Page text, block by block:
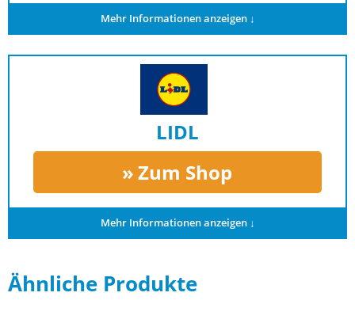
Mehr Informationen anzeigen ↓
LIDL
Zum Shop
Mehr Informationen anzeigen ↓
Ähnliche Produkte